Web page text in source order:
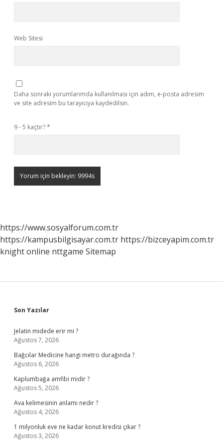
Web Sitesi
Daha sonraki yorumlarımda kullanılması için adım, e-posta adresim
ve site adresim bu tarayıcıya kaydedilsin.
9 - 5 kaçtır?*
https://www.sosyalforum.com.tr
https://kampusbilgisayar.com.tr https://bizceyapim.com.tr
knight online nttgame Sitemap
Sidebar
Son Yazılar
Jelatin midede erir mi ?
Ağustos 7, 2026
Bağcılar Medicine hangi metro durağında ?
Ağustos 6, 2026
Kaplumbağa amfibi midir ?
Ağustos 5, 2026
Ava kelimesinin anlamı nedir ?
Ağustos 4, 2026
1 milyonluk eve ne kadar konut kredisi çıkar ?
Ağustos 3, 2026